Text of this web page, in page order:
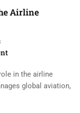
Airline
in the airline
global aviation,